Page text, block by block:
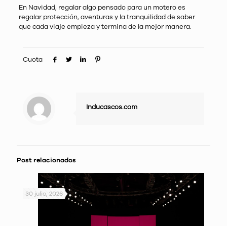
En Navidad, regalar algo pensado para un motero es
regalar protección, aventuras y la tranquilidad de saber
que cada viaje empieza y termina de la mejor manera.
Cuota
Inducascos.com
Post relacionados
30 julio, 2026